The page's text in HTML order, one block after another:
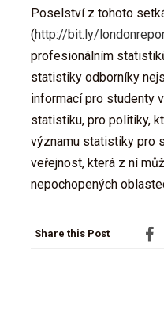
Poselství z tohoto
(http://bit.ly/
profesionálním
statistiky odborníky
informací pro studenty
statistiku, pro politiky,
významu statistiky pro
veřejnost, která z ní
nepochopených
Share this Post